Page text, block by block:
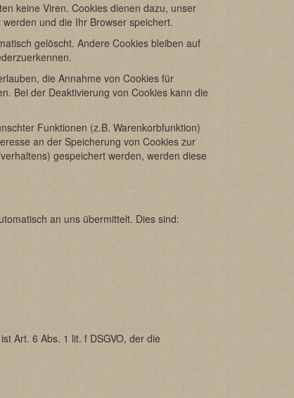
keine Viren. Cookies dienen dazu, unser
und die Ihr Browser speichert.
gelöscht. Andere Cookies bleiben auf
die Annahme von Cookies für
Bei der Deaktivierung von Cookies kann die
Funktionen (z.B. Warenkorbfunktion)
an der Speicherung von Cookies zur
gespeichert werden, werden diese
an uns übermittelt. Dies sind:
Art. 6 Abs. 1 lit. f DSGVO, der die